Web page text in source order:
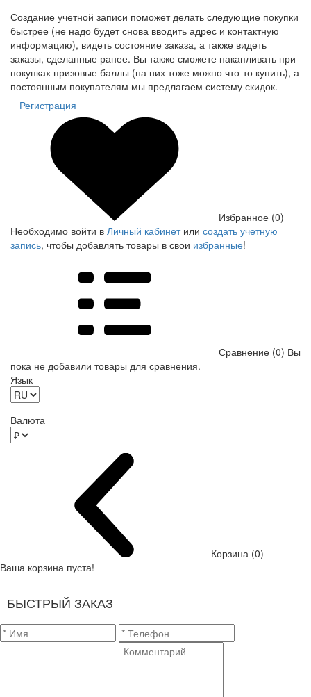
Создание учетной записи поможет делать следующие покупки
быстрее (не надо будет снова вводить адрес и контактную
информацию), видеть состояние заказа, а также видеть
заказы, сделанные ранее. Вы также сможете накапливать при
покупках призовые баллы (на них тоже можно что-то купить), а
постоянным покупателям мы предлагаем систему скидок.
Регистрация
Избранное (0)
Необходимо войти в Личный кабинетили создать учетную
запись, чтобы добавлять товары в свои избранные!
Сравнение (0) Вы
пока не добавили товары для сравнения.
Язык
Валюта
Корзина (0)
Ваша корзина пуста!
БЫСТРЫЙ ЗАКАЗ